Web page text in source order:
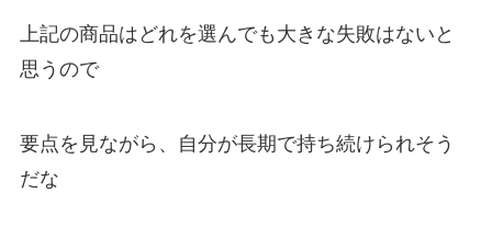
上記の商品はどれを選んでも大きな失敗はないと
思うので
要点を見ながら、自分が長期で持ち続けられそう
だな